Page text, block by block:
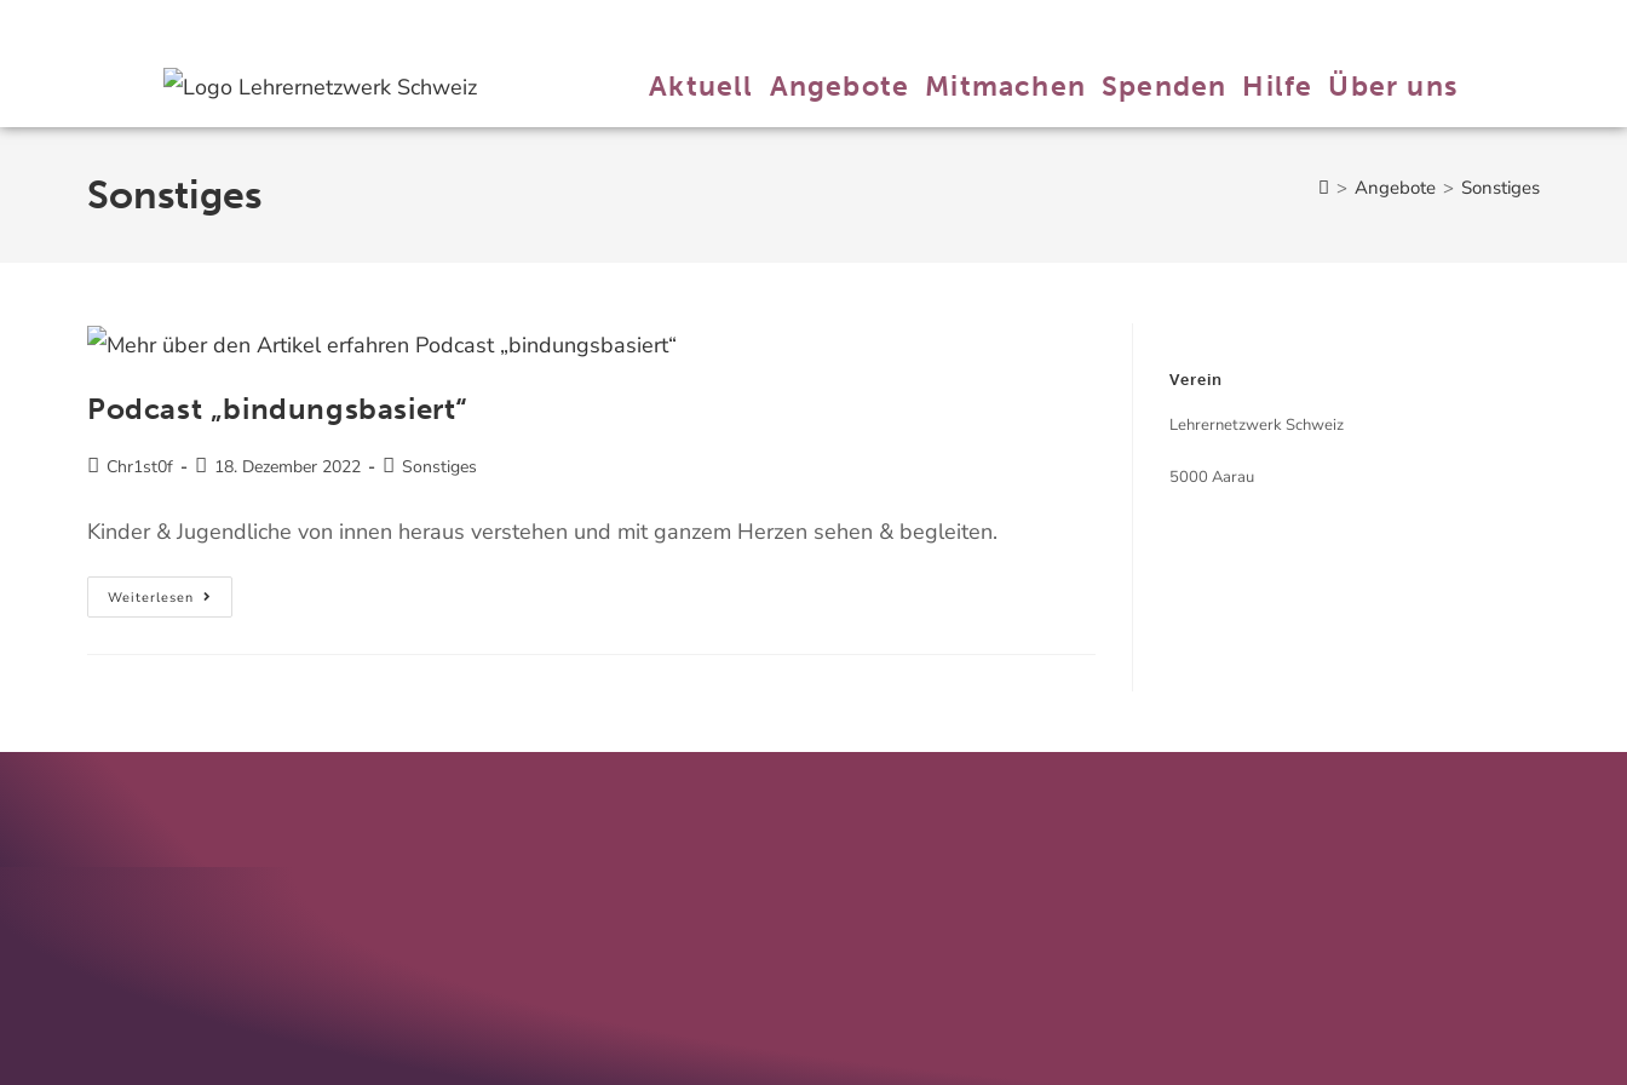
Aktuell Angebote Mitmachen Spenden Hilfe Über uns
Sonstiges > Angebote > Sonstiges
Podcast „bindungsbasiert“
Chr1st0f 18. Dezember 2022 Sonstiges
Kinder & Jugendliche von innen heraus verstehen und mit ganzem Herzen sehen & begleiten.
Weiterlesen
Verein
Lehrernetzwerk Schweiz
5000 Aarau